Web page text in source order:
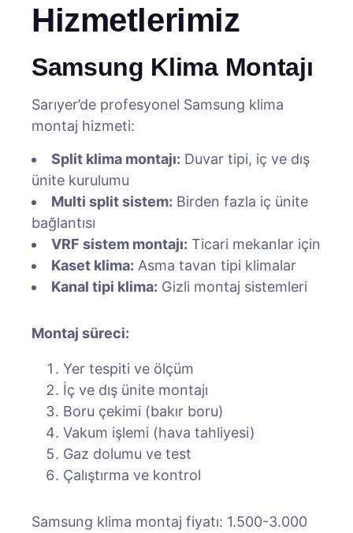
Hizmetlerimiz
Samsung Klima Montajı
Sarıyer’de profesyonel Samsung klima
montaj hizmeti:
Split klima montajı: Duvar tipi, iç ve dış
ünite kurulumu
Multi split sistem: Birden fazla iç ünite
bağlantısı
VRF sistem montajı: Ticari mekanlar için
Kaset klima: Asma tavan tipi klimalar
Kanal tipi klima: Gizli montaj sistemleri
Montaj süreci:
Yer tespiti ve ölçüm
İç ve dış ünite montajı
Boru çekimi (bakır boru)
Vakum işlemi (hava tahliyesi)
Gaz dolumu ve test
Çalıştırma ve kontrol
Samsung klima montaj fiyatı: 1.500-3.000